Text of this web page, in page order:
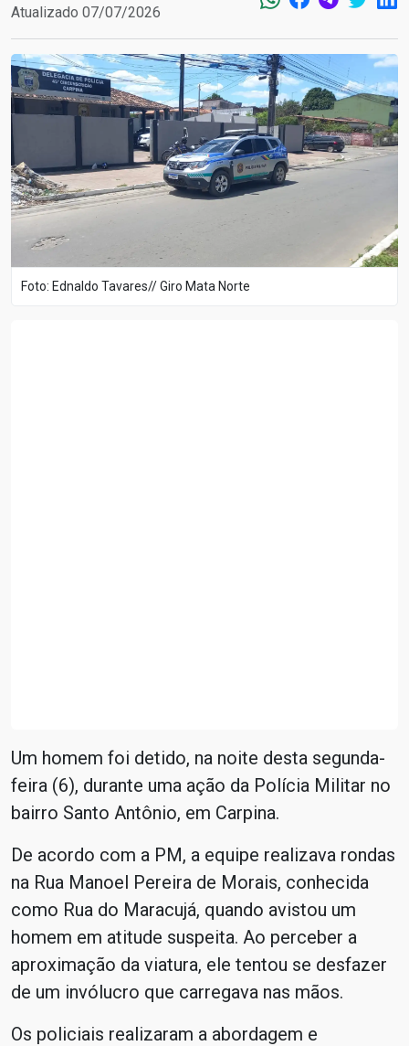
Atualizado 07/07/2026
Foto: Ednaldo Tavares// Giro Mata Norte
Um homem foi detido, na noite desta segunda-
feira (6), durante uma ação da Polícia Militar no
bairro Santo Antônio, em Carpina.
De acordo com a PM, a equipe realizava rondas
na Rua Manoel Pereira de Morais, conhecida
como Rua do Maracujá, quando avistou um
homem em atitude suspeita. Ao perceber a
aproximação da viatura, ele tentou se desfazer
de um invólucro que carregava nas mãos.
Os policiais realizaram a abordagem e